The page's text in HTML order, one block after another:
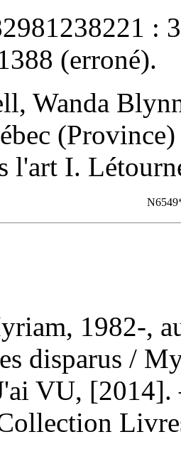
:
(erroné).
Wanda
l'art I.
1982-,
disparus /
VU,